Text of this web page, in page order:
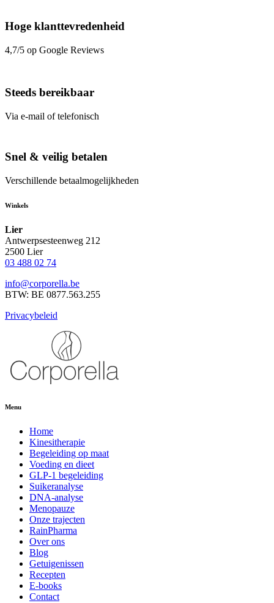
Hoge klanttevredenheid
4,7/5 op Google Reviews
Steeds bereikbaar
Via e-mail of telefonisch
Snel & veilig betalen
Verschillende betaalmogelijkheden
Winkels
Lier
Antwerpsesteenweg 212
2500 Lier
03 488 02 74
info@corporella.be
BTW: BE 0877.563.255
Privacybeleid
Menu
Home
Kinesitherapie
Begeleiding op maat
Voeding en dieet
GLP-1 begeleiding
Suikeranalyse
DNA-analyse
Menopauze
Onze trajecten
RainPharma
Over ons
Blog
Getuigenissen
Recepten
E-books
Contact